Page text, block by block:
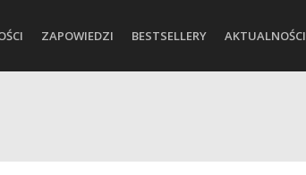
ZAPOWIEDZI BESTSELLERY AKTUALNOŚCI